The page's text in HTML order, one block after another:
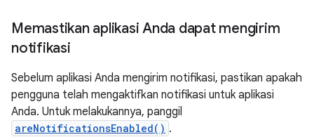
Memastikan aplikasi Anda dapat mengirim
notifikasi
Sebelum aplikasi Anda mengirim notifikasi, pastikan apakah
pengguna telah mengaktifkan notifikasi untuk aplikasi
Anda. Untuk melakukannya, panggil
areNotificationsEnabled() .